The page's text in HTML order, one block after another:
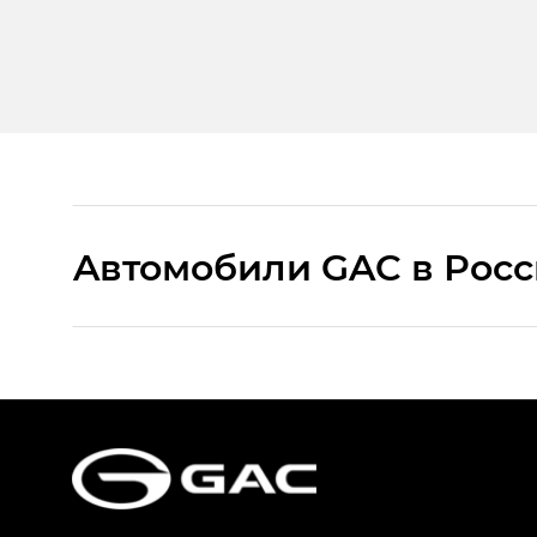
Aвтомобили GAC в
HYPTEC HT — Хайптек Эйч Ти (HYPTEC